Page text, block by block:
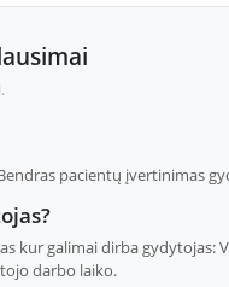
pacientų įvertinimas
galimai dirba gydytojas:
darbo laiko.